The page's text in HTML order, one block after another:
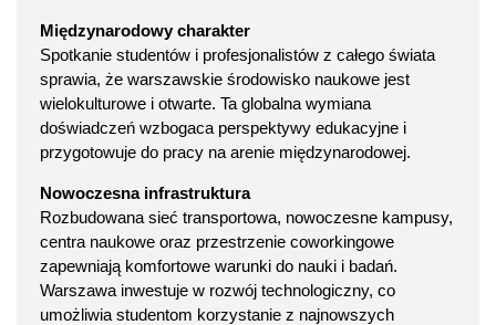
Międzynarodowy charakter
Spotkanie studentów i profesjonalistów z całego świata
sprawia, że warszawskie środowisko naukowe jest
wielokulturowe i otwarte. Ta globalna wymiana
doświadczeń wzbogaca perspektywy edukacyjne i
przygotowuje do pracy na arenie międzynarodowej.
Nowoczesna infrastruktura
Rozbudowana sieć transportowa, nowoczesne kampusy,
centra naukowe oraz przestrzenie coworkingowe
zapewniają komfortowe warunki do nauki i badań.
Warszawa inwestuje w rozwój technologiczny, co
umożliwia studentom korzystanie z najnowszych